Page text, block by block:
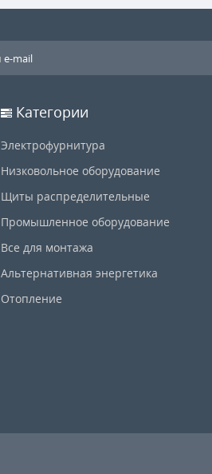
Категории
Электрофурнитура
Низковольное оборудование
Щиты распределительные
Промышленное оборудование
Все для монтажа
Альтернативная энергетика
Отопление